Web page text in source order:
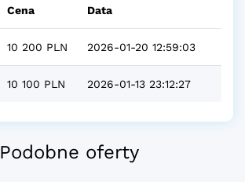
Cena Data
10 200 PLN 2026-01-20 12:59:03
10 100 PLN 2026-01-13 23:12:27
Podobne oferty